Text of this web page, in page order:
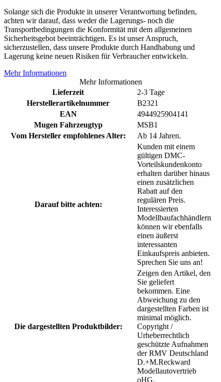
Solange sich die Produkte in unserer Verantwortung befinden,
achten wir darauf, dass weder die Lagerungs- noch die
Transportbedingungen die Konformität mit dem allgemeinen
Sicherheitsgebot beeinträchtigen. Es ist unser Anspruch,
sicherzustellen, dass unsere Produkte durch Handhabung und
Lagerung keine neuen Risiken für Verbraucher entwickeln.
Mehr Informationen
Mehr Informationen
Lieferzeit
2-3 Tage
Herstellerartikelnummer
B2321
EAN
4944925904141
Mugen Fahrzeugtyp
MSB1
Vom Hersteller empfohlenes Alter:
Ab 14 Jahren.
Darauf bitte achten:
Kunden mit einem
gültigen DMC-
Vorteilskundenkonto
erhalten darüber hinaus
einen zusätzlichen
Rabatt auf den
regulären Preis.
Interessierten
Modellbaufachhändlern
können wir ebenfalls
einen äußerst
interessanten
Einkaufspreis anbieten.
Sprechen Sie uns an!
Die dargestellten Produktbilder:
Zeigen den Artikel, den
Sie geliefert
bekommen. Eine
Abweichung zu den
dargestellten Farben ist
minimal möglich.
Copyright /
Urheberrechtlich
geschützte Aufnahmen
der RMV Deutschland
D.+M.Reckward
Modellautovertrieb
oHG.